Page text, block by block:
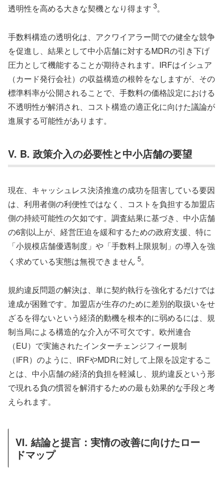
透明性を高める大きな契機となり得ます 3。
手数料構造の透明化は、アクワイアラー間での健全な競争
を促進し、結果として中小店舗に対するMDRの引き下げ
圧力として機能することが期待されます。IRFはイシュア
（カード発行会社）の収益構造の根幹をなしますが、その
標準料率が公開されることで、手数料の価格設定における
不透明性が解消され、コスト構造の適正化に向けた議論が
進展する可能性があります。
V. B. 政策介入の必要性と中小店舗の要望
現在、キャッシュレス決済推進の成功を阻害している要因
は、利用者側の利便性ではなく、コストを負担する加盟店
側の持続可能性の欠如です。調査結果に基づき、中小店舗
の6割以上が、経営圧迫を緩和するための政府支援、特に
「小規模店舗優遇制度」や「手数料上限規制」の導入を強
く求めている実態は無視できません 5。
規約違反問題の解決は、単に契約執行を強化するだけでは
達成が困難です。加盟店が生存のために差別的取扱いをせ
ざるを得ないという経済的動機を根本的に弱めるには、規
制当局による構造的な介入が不可欠です。欧州連合
（EU）で実施されたインターチェンジフィー規制
（IFR）のように、IRFやMDRに対して上限を設定するこ
とは、中小店舗の経済的負担を軽減し、規約違反という形
で現れる負の慣習を解消するための最も効果的な手段と考
えられます。
VI. 結論と提言：実情の改善に向けたロー
ドマップ